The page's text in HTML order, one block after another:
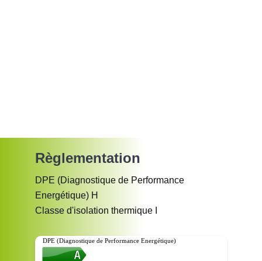
Règlementation
DPE (Diagnostique de Performance
Energétique) H
Classe d'isolation thermique
DPE (Diagnostique de Performance Energétique)